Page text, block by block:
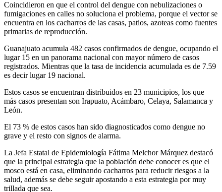
Coincidieron en que el control del dengue con nebulizaciones o
fumigaciones en calles no soluciona el problema, porque el vector se
encuentra en los cacharros de las casas, patios, azoteas como fuentes
primarias de reproducción.
Guanajuato acumula 482 casos confirmados de dengue, ocupando el
lugar 15 en un panorama nacional con mayor número de casos
registrados. Mientras que la tasa de incidencia acumulada es de 7.59
es decir lugar 19 nacional.
Estos casos se encuentran distribuidos en 23 municipios, los que
más casos presentan son Irapuato, Acámbaro, Celaya, Salamanca y
León.
El 73 % de estos casos han sido diagnosticados como dengue no
grave y el resto con signos de alarma.
La Jefa Estatal de Epidemiología Fátima Melchor Márquez destacó
que la principal estrategia que la población debe conocer es que el
mosco está en casa, eliminando cacharros para reducir riesgos a la
salud, además se debe seguir apostando a esta estrategia por muy
trillada que sea.